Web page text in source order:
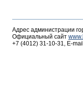
Адрес администрации
Официальный сайт
+7 (4012) 31-10-31, E-